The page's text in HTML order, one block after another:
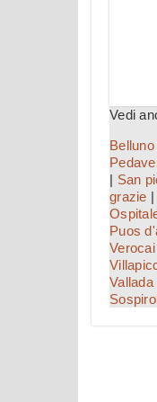
Vedi
Belluno
| San
grazie |
Puos
Verocai
Vallada